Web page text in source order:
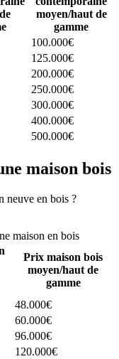
moyen/haut de
gamme
100.000€
125.000€
200.000€
250.000€
300.000€
400.000€
500.000€
maison bois
neuve en bois ?
maison en bois
Prix maison bois
moyen/haut de
gamme
48.000€
60.000€
96.000€
120.000€